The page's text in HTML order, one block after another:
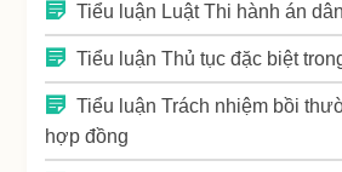
Tiểu luận Luật Thi hành án
Tiểu luận Thủ tục đặc biệt
Tiểu luận Trách nhiệm bồi
hợp đồng